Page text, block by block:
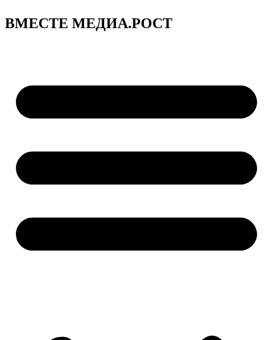
ВМЕСТЕ МЕДИА.РОСТ